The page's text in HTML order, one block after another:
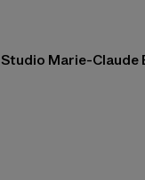
Studio Marie-Claude